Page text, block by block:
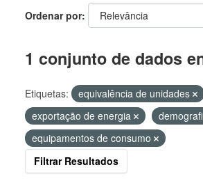
Ordenar por
1 conjunto de dados
Etiquetas:
equivalência de unidades
exportação de energia
equipamentos de consumo
Filtrar Resultados